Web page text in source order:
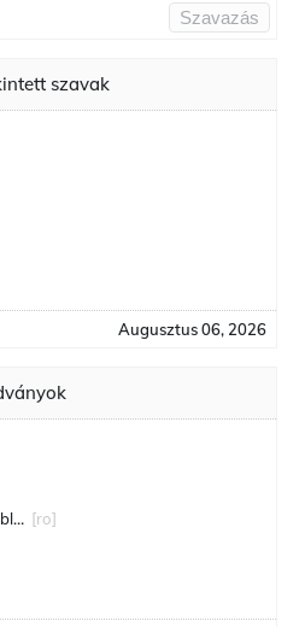
Szavazás
szavak
Augusztus 06, 2026
administrația finanțelor publice [ro]